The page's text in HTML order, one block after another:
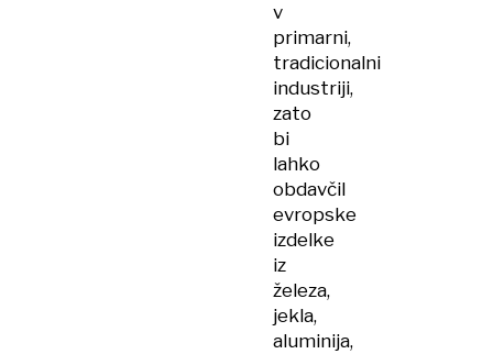
v
primarni,
tradicionalni
industriji,
zato
bi
lahko
obdavčil
evropske
izdelke
iz
železa,
jekla,
aluminija,